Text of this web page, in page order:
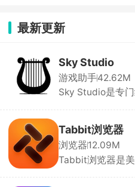
最新更新
Sky Studio
游戏助手42.62M
Sky Studio是专
保存。界面简洁
跟练还是大佬编
玩家必备的辅助
效率和编曲体验。
Tabbit浏览器
浏览器12.09M
Tabbit浏览器是